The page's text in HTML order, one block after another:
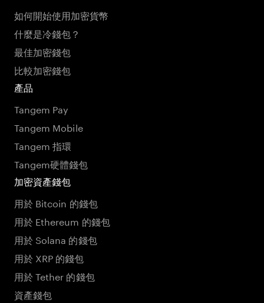
如何開始使用加密貨幣
什麼是冷錢包？
最佳加密錢包
比較加密錢包
產品
Tangem Pay
Tangem Mobile
Tangem 指環
Tangem硬體錢包
加密資產錢包
用於 Bitcoin 的錢包
用於 Ethereum 的錢包
用於 Solana 的錢包
用於 XRP 的錢包
用於 Tether 的錢包
資產錢包